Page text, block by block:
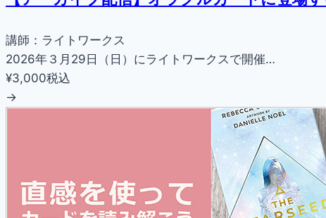
講師：ライトワークス
2026年３月29日（日）にライトワークスで開催…
¥3,000税込
→